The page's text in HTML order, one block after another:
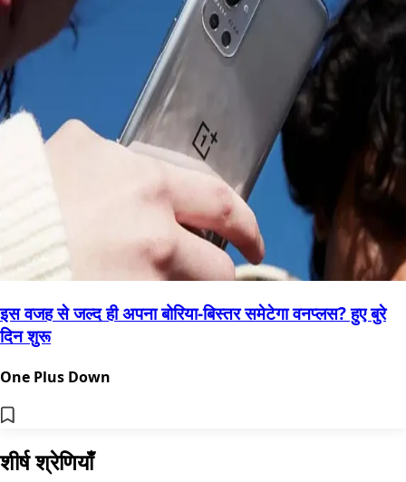
इस वजह से जल्द ही अपना बोरिया-बिस्तर समेटेगा वनप्लस? हुए बुरे
दिन शुरू
One Plus Down
शीर्ष श्रेणियाँ